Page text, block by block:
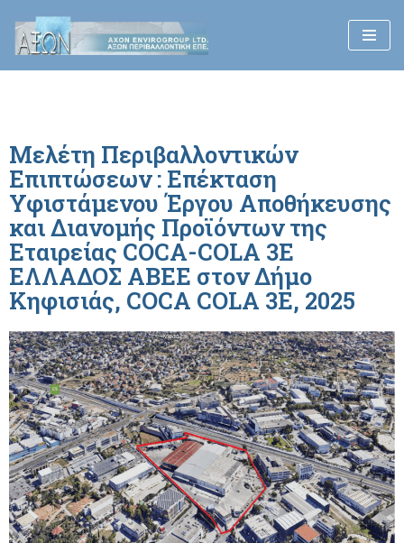
Μεταπηδήστε
στο
Μελέτη Περιβαλλοντικών
Επιπτώσεων : Επέκταση
Υφιστάμενου Έργου Αποθήκευσης
και Διανομής Προϊόντων της
Εταιρείας COCA-COLA 3Ε
ΕΛΛΑΔΟΣ ΑΒΕΕ στον Δήμο
Κηφισιάς, COCA COLA 3E, 2025